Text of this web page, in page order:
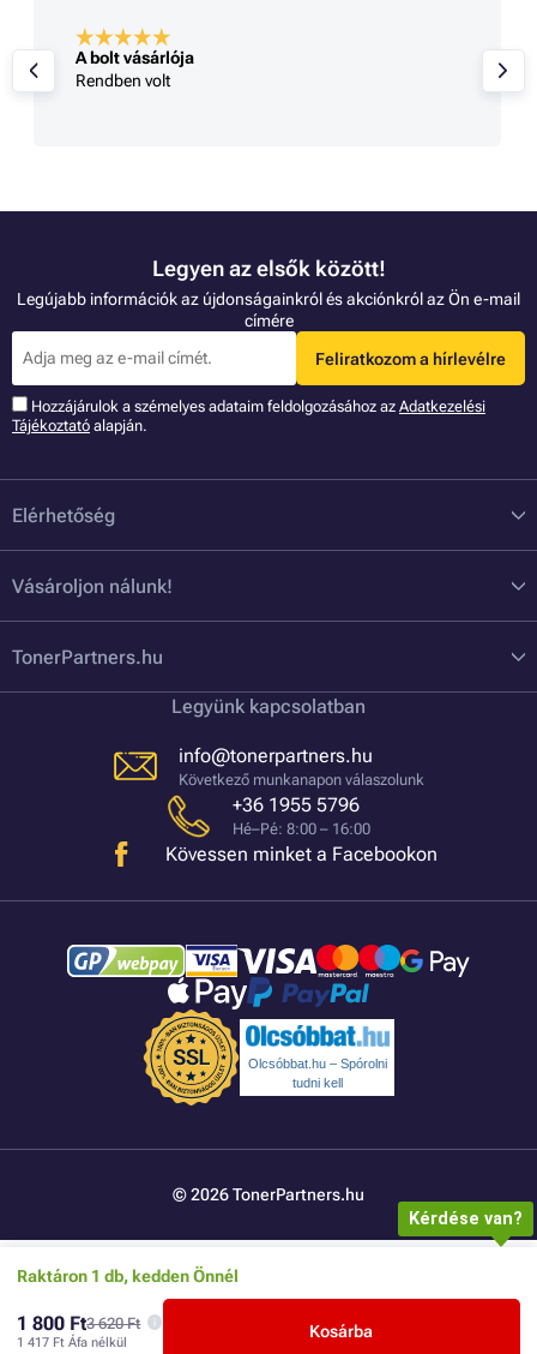
Raktáron 1 db, kedden Önnél
1 800 Ft3 620 Ft
1 417 Ft Áfa nélkül
Kosárba
A bolt vásárlója
Rendben volt
Legyen az elsők között!
Legújabb információk az újdonságainkról és akciónkról az Ön e-mail
címére
Feliratkozom a hírlevélre
Hozzájárulok a szémelyes adataim feldolgozásához az Adatkezelési
Tájékoztató alapján.
Elérhetőség
Vásároljon nálunk!
TonerPartners.hu
Legyünk kapcsolatban
info@tonerpartners.hu
Következő munkanapon válaszolunk
+36 1955 5796
Hé–Pé: 8:00 – 16:00
Kövessen minket a Facebookon
Olcsóbbat.hu – Spórolni
tudni kell
© 2026 TonerPartners.hu
Kérdése van?